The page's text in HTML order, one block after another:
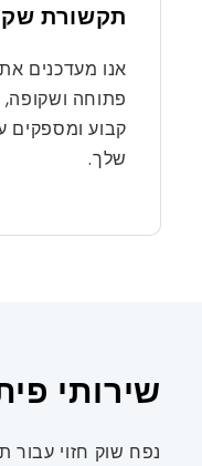
תקשורת
אנו מעדכנים
פתוחה
קבוע ומספקים
שלך.
שירותי